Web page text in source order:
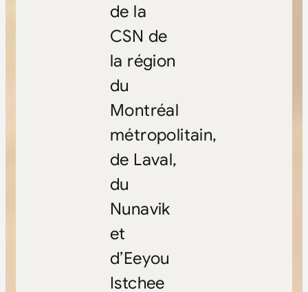
de la
CSN de
la région
du
Montréal
métropolitain,
de Laval,
du
Nunavik
et
d’Eeyou
Istchee